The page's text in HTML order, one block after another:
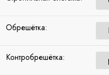
Обрешётка:
Контробрешётка: